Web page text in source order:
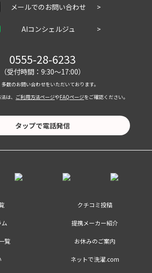
メールでのお問い合わせ >
AIコンシェルジュ >
0555-28-6233
（受付時間：9:30～17:00）
数のお問い合わせをいただいております。
は、 ご利用方法ページやFAQページをご確認ください。
タップで電話発信
クチコミ投稿
提携メーカー紹介
覧 お休みのご案内
ネットで洗濯.com